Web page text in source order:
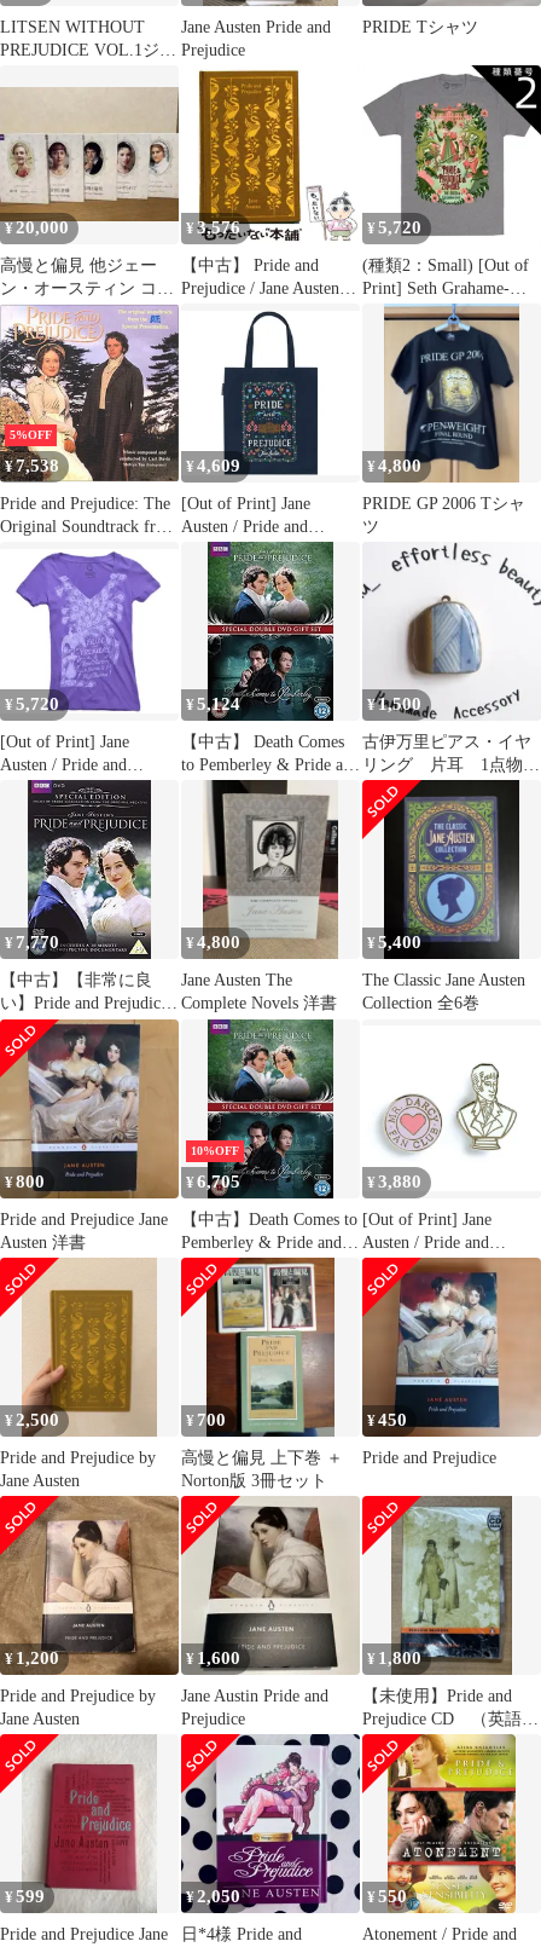
LITSEN WITHOUT
PREJUDICE VOL.1ジョ
Jane Austen Pride and
Prejudice
PRIDE Tシャツ
¥20,000
高慢と偏見 他ジェー
ン・オースティン コレ
クターズデザインケー
ス Blu-ray
¥ 3,576
【中古】 Pride and
Prejudice / Jane Austen /
Penguin Books
¥ 5,720
(種類2：Small) [Out of
Print] Seth Grahame-
Smith / Pride and
Prejudice and Zombies
Tee (Heather Grey) - 高
慢と偏見とゾンビ Tシ
5%OFF
¥7,538
Pride and Prejudice: The
Original Soundtrack from
the A&E Special
Presentation (2000 TV
Film)
¥ 4,609
[Out of Print] Jane
Austen / Pride and
Prejudice Tote Bag
[Puffin in Bloom] - 高慢
と偏見 トートバッグ
¥4,800
PRIDE GP 2006 Tシャ
ツ
¥ 5,720
[Out of Print] Jane
Austen / Pride and
Prejudice V-Neck Tee
(Purple) (Womens) - 高
慢と偏見 Tシャツ
¥5,124
【中古】 Death Comes
to Pemberley & Pride and
Prejudice Box Set [DVD]
[輸入盤 anglais]
¥1,500
古伊万里ピアス・イヤ
リング 片耳 1点物
江戸時代 有田焼 金
継ぎ風 浴衣大島紬
¥ 7,770
【中古】【非常に良
い】Pride and Prejudice
Special Edition [Import
anglais] 6g7v4d0
¥4,800
Jane Austen The
Complete Novels 洋書
¥5,400
The Classic Jane Austen
Collection 全6巻
¥800
Pride and Prejudice Jane
Austen 洋書
10%OFF
¥6,705
【中古】Death Comes to
Pemberley & Pride and
Prejudice Box Set [DVD]
[Import anglais]
¥ 3,880
[Out of Print] Jane
Austen / Pride and
Prejudice (Mr. Darcy Fan
Club) Enamel Pin Set
¥ 2,500
Pride and Prejudice by
Jane Austen
¥ 700
高慢と偏見 上下巻 ＋
Norton版 3冊セット
¥450
Pride and Prejudice
¥ 1,200
Pride and Prejudice by
Jane Austen
¥ 1,600
Jane Austin Pride and
Prejudice
¥ 1,800
【未使用】Pride and
Prejudice CD （英語学
習）
¥599
Pride and Prejudice Jane
¥2,050
日*4様 Pride and
¥550
Atonement / Pride and